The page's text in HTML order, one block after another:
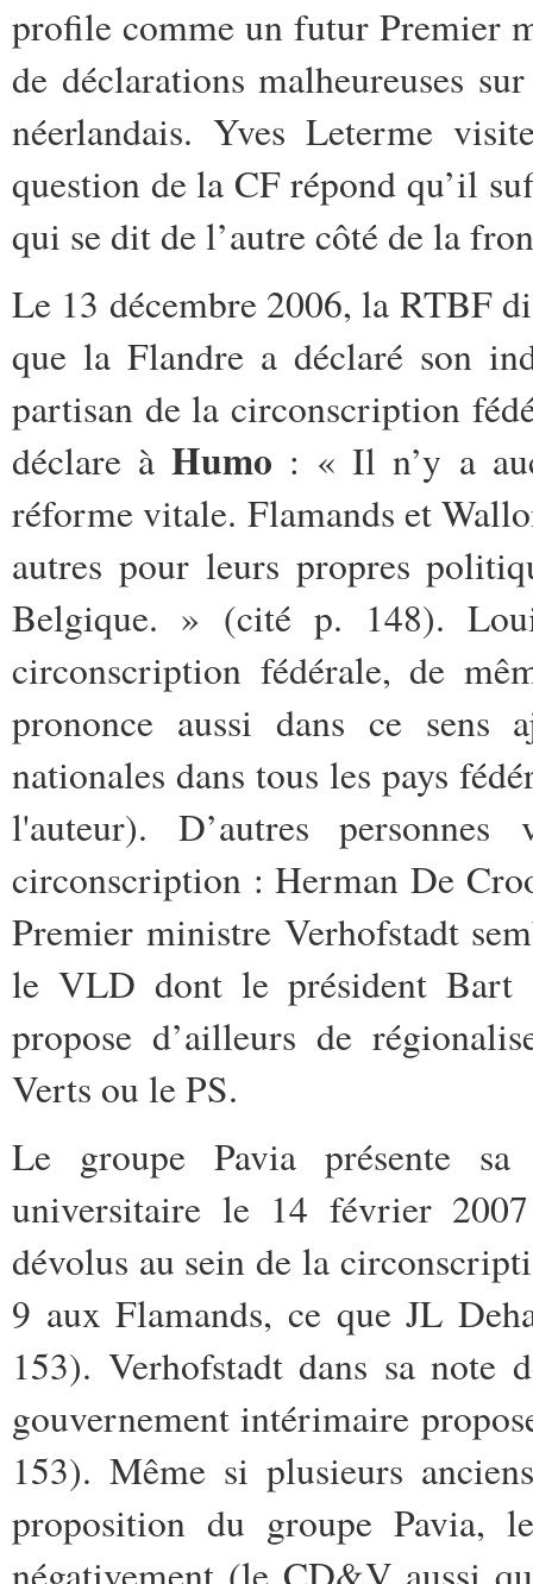
profile comme un futur Premier
de déclarations malheureuses
néerlandais. Yves Leterme
question de la CF répond qu’il
qui se dit de l’autre côté de la
Le 13 décembre 2006, la RTBF
que la Flandre a déclaré son
partisan de la circonscription
déclare àHumo : « Il n’y a
réforme vitale. Flamands et
autres pour leurs propres
Belgique. » (cité p. 148).
circonscription fédérale, de
prononce aussi dans ce sens
nationales dans tous les pays
l'auteur).
D’autres
circonscription : Herman De
Premier ministre Verhofstadt
le VLD dont le président Bart
propose d’ailleurs de
Verts ou le PS.
Le groupe Pavia présente
universitaire le 14 février
dévolus au sein de la
9 aux Flamands, ce que JL
153). Verhofstadt dans sa note
gouvernement intérimaire
153). Même si plusieurs
proposition du groupe Pavia,